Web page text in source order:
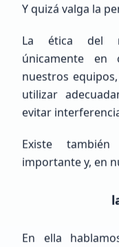
Y quizá valga la
La ética del
únicamente
nuestros
utilizar
evitar
Existe
importante y, en
En ella